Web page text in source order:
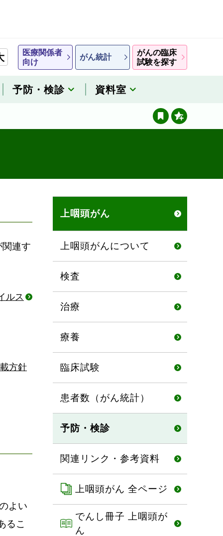
医療関係者
向け
がん統計
がんの臨床
試験を探す
予防・検診 資料室
連す
ルス
方針
よい
るこ
上咽頭がん
上咽頭がんについて
検査
治療
療養
臨床試験
患者数（がん統計）
予防・検診
関連リンク・参考資料
上咽頭がん 全ページ
でんし冊子 上咽頭が
ん